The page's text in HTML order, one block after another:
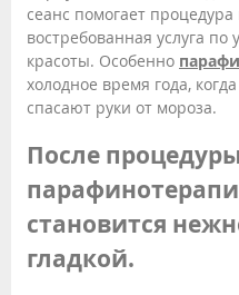
сеанс помогает
востребованная услуга по
красоты. Особенно
холодное время года,
спасают руки от мороза.
После
становится
гладкой.